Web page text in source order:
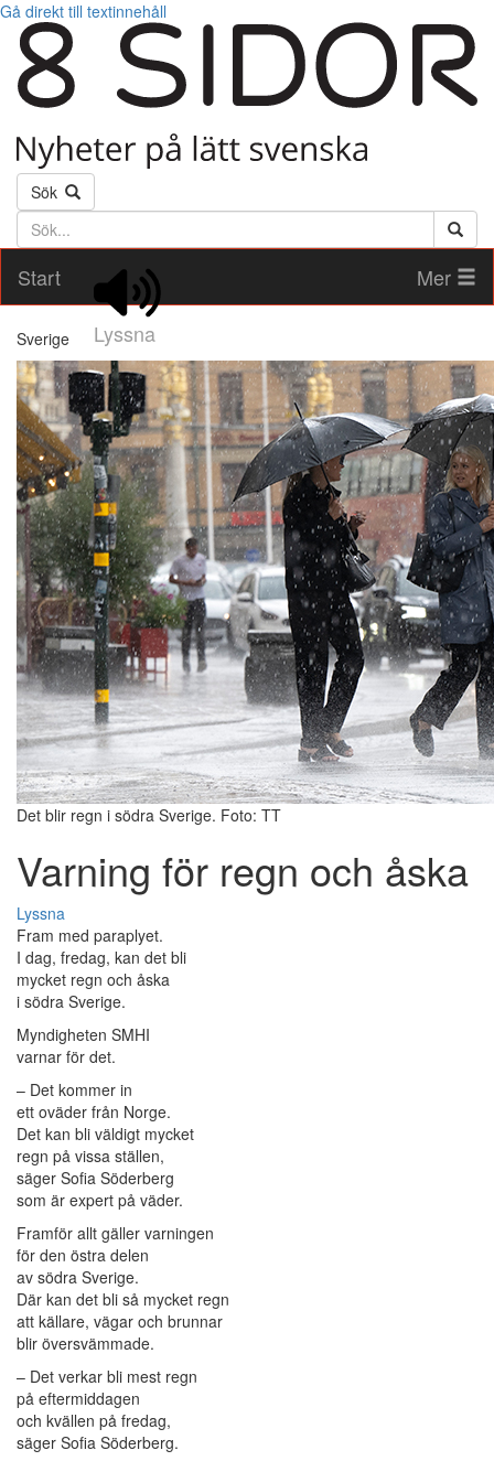
Gå direkt till textinnehåll
Sök
Söktext
Start
Lyssna
Mer
Sverige
Det blir regn i södra Sverige. Foto: TT
Varning för regn och åska
Lyssna
Fram med paraplyet.
I dag, fredag, kan det bli
mycket regn och åska
i södra Sverige.
Myndigheten SMHI
varnar för det.
– Det kommer in
ett oväder från Norge.
Det kan bli väldigt mycket
regn på vissa ställen,
säger Sofia Söderberg
som är expert på väder.
Framför allt gäller varningen
för den östra delen
av södra Sverige.
Där kan det bli så mycket regn
att källare, vägar och brunnar
blir översvämmade.
– Det verkar bli mest regn
på eftermiddagen
och kvällen på fredag,
säger Sofia Söderberg.